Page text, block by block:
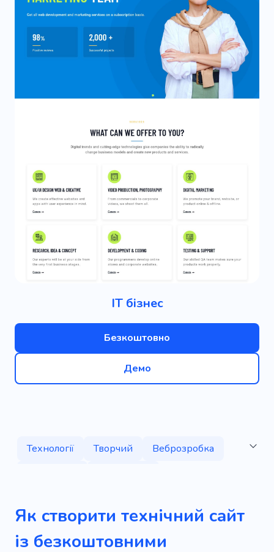
ІТ бізнес
Безкоштовно
Демо
Технології Творчий
Веброзробка
Навчання
Вебстудія
Смартфон
Програмування
Інноваційність
Як створити технічний сайт
із безкоштовними